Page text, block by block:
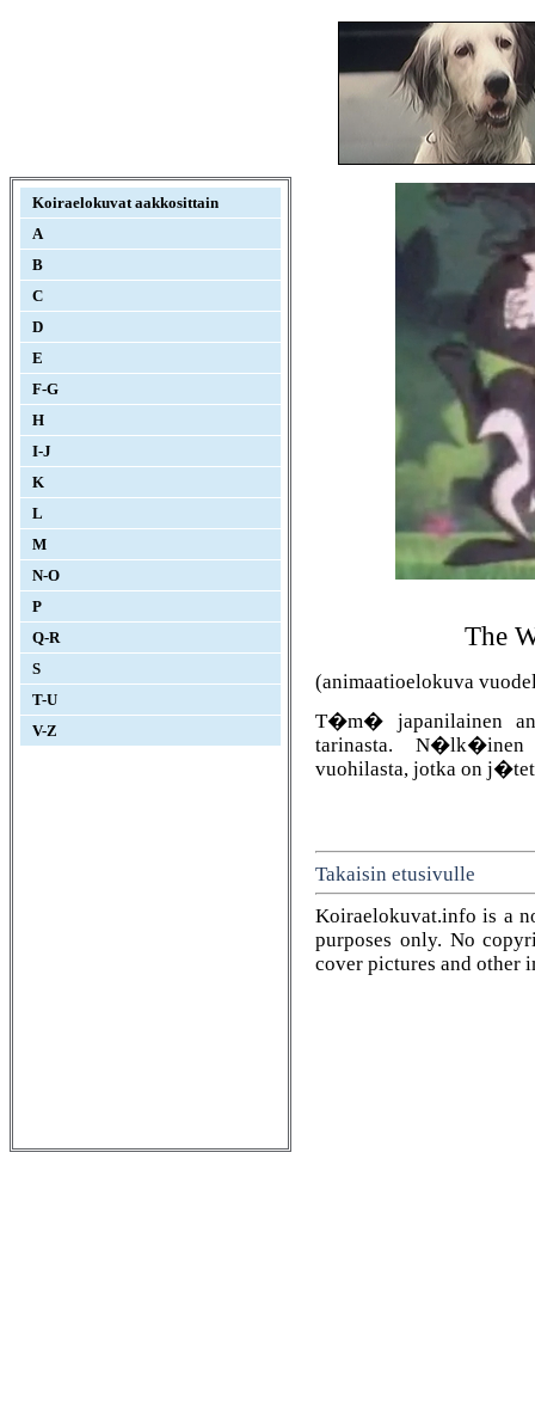
Koiraelokuvat aakkosittain
A
B
C
D
E
F-G
H
I-J
K
L
M
N-O
P
Q-R
S
T-U
V-Z
The
(animaatioelokuva
T�m� japanilainen
tarinasta.
vuohilasta, jotka on
Takaisin etusivulle
Koiraelokuvat.info is a
purposes only. No
cover pictures and other